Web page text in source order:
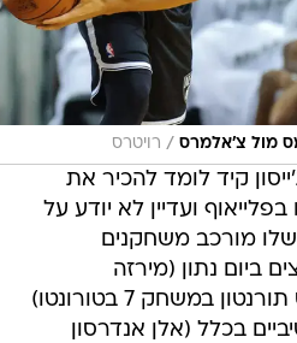
מול צ'אלמרס / רויטרס
קיד לומד להכיר את
ועדיין לא יודע על
מורכב משחקנים
ביום נתון (מירזה
טלטוביץ' הלילה, מרכוס תורנטון במשחק 7 בטורונטו)
בכלל (אלן אנדרסון